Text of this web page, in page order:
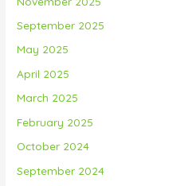
September 2025
May 2025
April 2025
March 2025
February 2025
October 2024
September 2024